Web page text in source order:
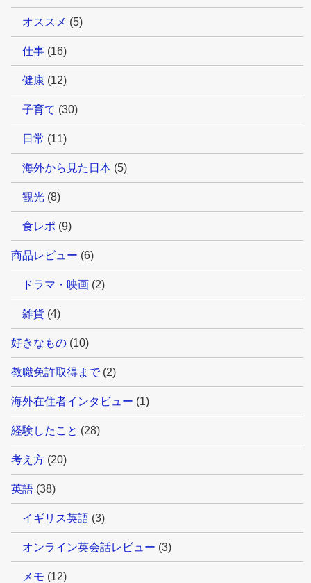
オススメ (5)
仕事 (16)
健康 (12)
子育て (30)
日常 (11)
海外から見た日本 (5)
観光 (8)
食レポ (9)
商品レビュー (6)
ドラマ・映画 (2)
雑貨 (4)
好きなもの (10)
教職免許取得まで(2)
海外在住者インタビュー (1)
経験したこと (28)
考え方 (20)
英語 (38)
イギリス英語 (3)
オンライン英会話レビュー (3)
メモ (12)